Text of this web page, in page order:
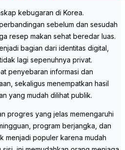
kebugaran di Korea.
sebelum dan sesudah
resep makan sehat beredar luas.
bagian dari identitas digital,
lagi sepenuhnya privat.
penyebaran informasi dan
sekaligus menempatkan hasil
yang mudah dilihat publik.
progres yang jelas memengaruhi
program berjangka, dan
menjadi populer karena mudah